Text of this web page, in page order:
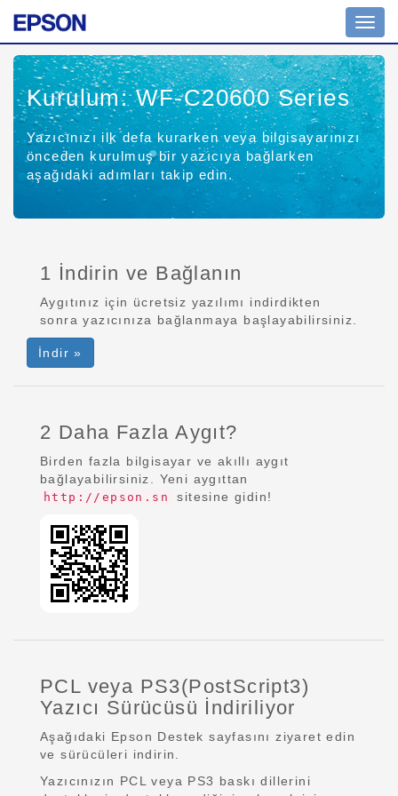
Kurulum: WF-C20600 Series
Yazıcınızı ilk defa kurarken veya bilgisayarınızı
önceden kurulmuş bir yazıcıya bağlarken
aşağıdaki adımları takip edin.
1 İndirin ve Bağlanın
Aygıtınız için ücretsiz yazılımı indirdikten
sonra yazıcınıza bağlanmaya başlayabilirsiniz.
İndir »
2 Daha Fazla Aygıt?
Birden fazla bilgisayar ve akıllı aygıt
bağlayabilirsiniz. Yeni aygıttan
http://epson.sn sitesine gidin!
PCL veya PS3(PostScript3)
Yazıcı Sürücüsü İndiriliyor
Aşağıdaki Epson Destek sayfasını ziyaret edin
ve sürücüleri indirin.
Yazıcınızın PCL veya PS3 baskı dillerini